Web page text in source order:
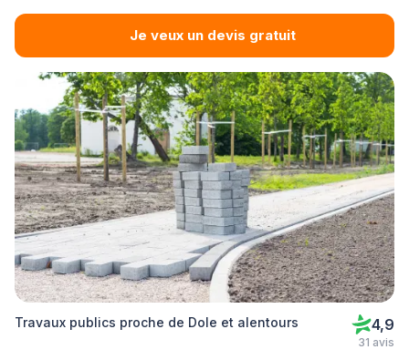
Je veux un devis gratuit
Travaux publics proche de Dole et alentours 4,9
31 avis